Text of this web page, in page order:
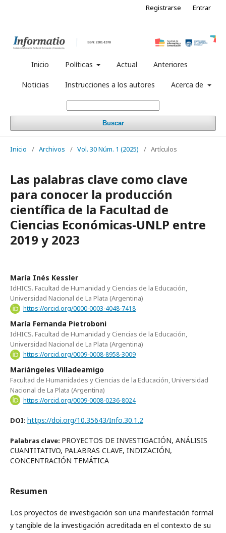
Inicio Políticas Actual Anteriores
Noticias Instrucciones a los autores Acerca de
Buscar
Registrarse Entrar
Inicio / Archivos / Vol. 30 Núm. 1 (2025) / Artículos
Las palabras clave como clave
para conocer la producción
científica de la Facultad de
Ciencias Económicas-UNLP entre
2019 y 2023
María Inés Kessler
IdHICS. Facultad de Humanidad y Ciencias de la Educación,
Universidad Nacional de La Plata (Argentina)
https://orcid.org/0000-0003-4048-7418
María Fernanda Pietroboni
IdHICS. Facultad de Humanidad y Ciencias de la Educación,
Universidad Nacional de La Plata (Argentina)
https://orcid.org/0009-0008-8958-3009
Mariángeles Villadeamigo
Facultad de Humanidades y Ciencias de la Educación, Universidad
Nacional de La Plata (Argentina)
https://orcid.org/0009-0008-0236-8024
DOI: https://doi.org/10.35643/Info.30.1.2
Palabras clave: PROYECTOS DE INVESTIGACIÓN, ANÁLISIS
CUANTITATIVO, PALABRAS CLAVE, INDIZACIÓN,
CONCENTRACIÓN TEMÁTICA
Resumen
Los proyectos de investigación son una manifestación formal
y tangible de la investigación acreditada en el contexto de su